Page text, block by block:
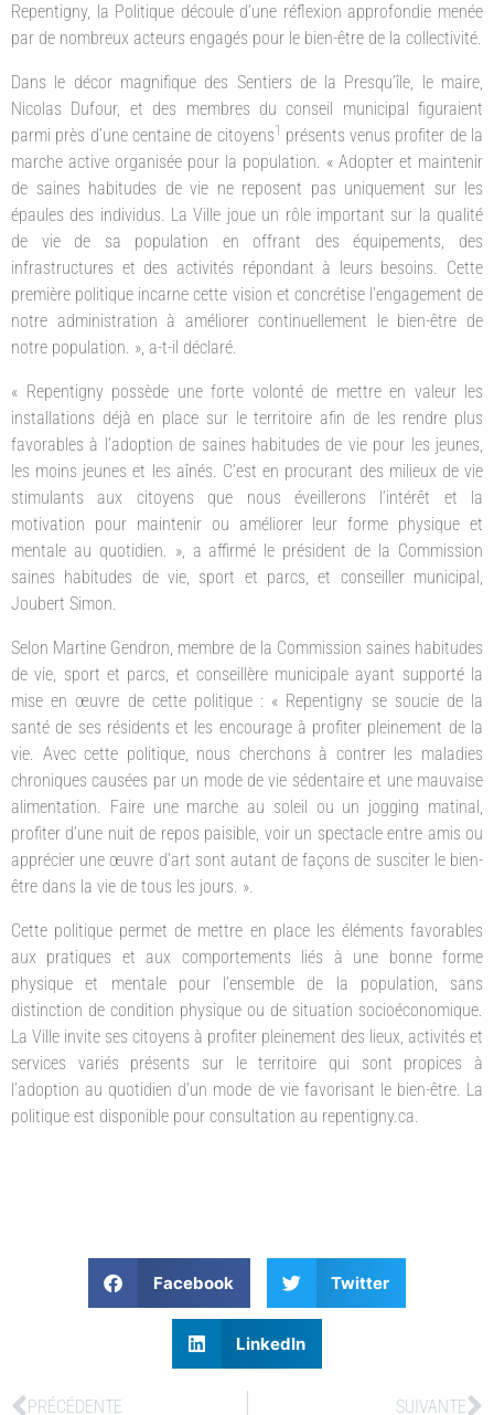
Repentigny, la Politique découle d’une réflexion approfondie menée
par de nombreux acteurs engagés pour le bien-être de la collectivité.
Dans le décor magnifique des Sentiers de la Presqu’île, le maire,
Nicolas Dufour, et des membres du conseil municipal figuraient
parmi près d’une centaine de citoyens1 présents venus profiter de la
marche active organisée pour la population. « Adopter et maintenir
de saines habitudes de vie ne reposent pas uniquement sur les
épaules des individus. La Ville joue un rôle important sur la qualité
de vie de sa population en offrant des équipements, des
infrastructures et des activités répondant à leurs besoins. Cette
première politique incarne cette vision et concrétise l’engagement de
notre administration à améliorer continuellement le bien-être de
notre population. », a-t-il déclaré.
« Repentigny possède une forte volonté de mettre en valeur les
installations déjà en place sur le territoire afin de les rendre plus
favorables à l’adoption de saines habitudes de vie pour les jeunes,
les moins jeunes et les aînés. C’est en procurant des milieux de vie
stimulants aux citoyens que nous éveillerons l’intérêt et la
motivation pour maintenir ou améliorer leur forme physique et
mentale au quotidien. », a affirmé le président de la Commission
saines habitudes de vie, sport et parcs, et conseiller municipal,
Joubert Simon.
Selon Martine Gendron, membre de la Commission saines habitudes
de vie, sport et parcs, et conseillère municipale ayant supporté la
mise en œuvre de cette politique : « Repentigny se soucie de la
santé de ses résidents et les encourage à profiter pleinement de la
vie. Avec cette politique, nous cherchons à contrer les maladies
chroniques causées par un mode de vie sédentaire et une mauvaise
alimentation. Faire une marche au soleil ou un jogging matinal,
profiter d’une nuit de repos paisible, voir un spectacle entre amis ou
apprécier une œuvre d’art sont autant de façons de susciter le bien-
être dans la vie de tous les jours. ».
Cette politique permet de mettre en place les éléments favorables
aux pratiques et aux comportements liés à une bonne forme
physique et mentale pour l’ensemble de la population, sans
distinction de condition physique ou de situation socioéconomique.
La Ville invite ses citoyens à profiter pleinement des lieux, activités et
services variés présents sur le territoire qui sont propices à
l’adoption au quotidien d’un mode de vie favorisant le bien-être. La
politique est disponible pour consultation au repentigny.ca.
Facebook Twitter
LinkedIn
PRÉCÉDENTE SUIVANTE